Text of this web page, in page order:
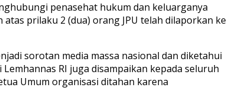
penasehat hukum dan keluarganya
prilaku 2 (dua) orang JPU telah dilaporkan ke
sorotan media massa nasional dan diketahui
RI juga disampaikan kepada seluruh
Umum organisasi ditahan karena